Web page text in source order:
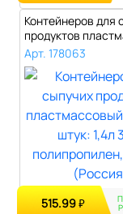
Контейнеров для
продуктов
набор ..
Арт. 178063
515.99₽